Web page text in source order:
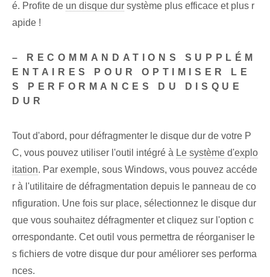
é. Profite de un disque dur système plus efficace et plus r
apide !
– RECOMMANDATIONS SUPPLÉM
ENTAIRES POUR OPTIMISER LE
S PERFORMANCES DU DISQUE
DUR
Tout d'abord, pour défragmenter le disque dur de votre P
C, vous pouvez utiliser l'outil intégré à Le système d'explo
itation. Par exemple, sous Windows, vous pouvez accéde
r à l'utilitaire de défragmentation depuis le panneau de co
nfiguration. Une fois sur place, sélectionnez le disque dur
que vous souhaitez défragmenter et cliquez sur l'option c
orrespondante. Cet outil vous permettra de réorganiser le
s fichiers de votre disque dur pour améliorer ses performa
nces.